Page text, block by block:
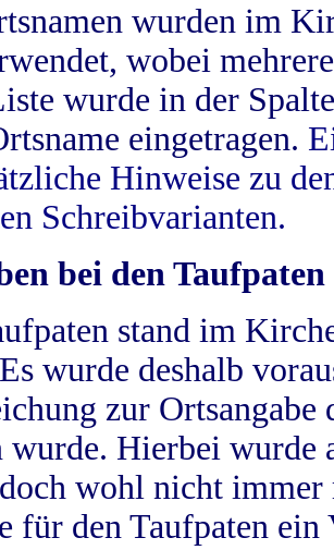
wurden im
wobei
wurde in der
eingetragen.
Hinweise zu
Schreibvarianten.
bei den Taufpaten
stand im
wurde deshalb
zur
wurde. Hierbei wurde
wohl nicht
für den Taufpaten